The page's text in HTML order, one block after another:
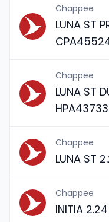
Chappee
LUNA ST
Chappee
LUNA ST
Chappee
LUNA ST
Chappee
INITIA